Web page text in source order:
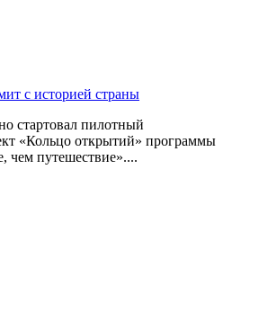
с историей страны
стартовал пилотный
«Кольцо открытий» программы
чем путешествие»....